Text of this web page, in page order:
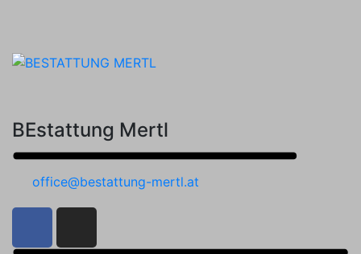
BEstattung Mertl
office@bestattung-mertl.at